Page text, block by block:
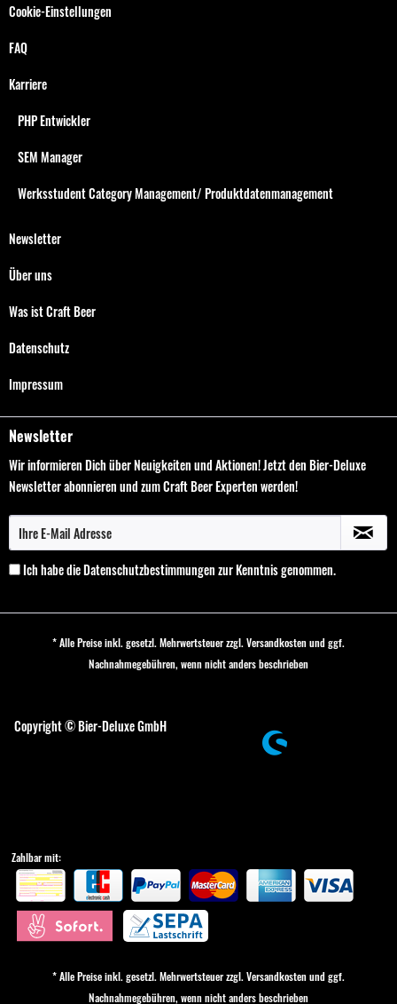
Cookie-Einstellungen
FAQ
Karriere
PHP Entwickler
SEM Manager
Werksstudent Category Management/ Produktdatenmanagement
Newsletter
Über uns
Was ist Craft Beer
Datenschutz
Impressum
Newsletter
Wir informieren Dich über Neuigkeiten und Aktionen! Jetzt den Bier-Deluxe
Newsletter abonnieren und zum Craft Beer Experten werden!
Ich habe dieDatenschutzbestimmungenzur Kenntnis genommen.
* Alle Preise inkl. gesetzl. Mehrwertsteuer zzgl. Versandkostenund ggf.
Nachnahmegebühren, wenn nicht anders beschrieben
Copyright © Bier-Deluxe GmbH
Zahlbar mit:
* Alle Preise inkl. gesetzl. Mehrwertsteuer zzgl. Versandkostenund ggf.
Nachnahmegebühren, wenn nicht anders beschrieben